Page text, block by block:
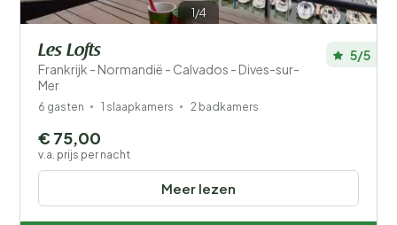
1/4
Les Lofts
Frankrijk - Normandië - Calvados - Dives-sur-
Mer
5/5
6 gasten 1 slaapkamers 2 badkamers
Meer lezen
€ 75,00
v.a. prijs per nacht